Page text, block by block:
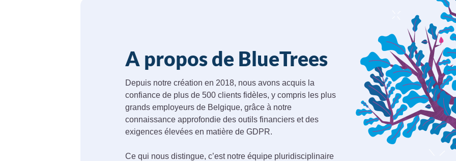
A propos de BlueTrees
Depuis notre création en 2018, nous avons acquis la
confiance de plus de 500 clients fidèles, y compris les plus
grands employeurs de Belgique, grâce à notre
connaissance approfondie des outils financiers et des
exigences élevées en matière de GDPR.
Ce qui nous distingue, c’est notre équipe pluridisciplinaire